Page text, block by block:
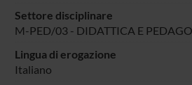
Settore disciplinare
M-PED/03 - DIDATTICA E
Lingua di erogazione
Italiano